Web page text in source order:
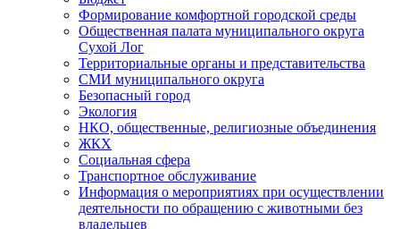
Формирование комфортной городской среды
Общественная палата муниципального округа
Сухой Лог
Территориальные органы и представительства
СМИ муниципального округа
Безопасный город
Экология
НКО, общественные, религиозные объединения
ЖКХ
Социальная сфера
Транспортное обслуживание
Информация о мероприятиях при осуществлении
деятельности по обращению с животными без
владельцев